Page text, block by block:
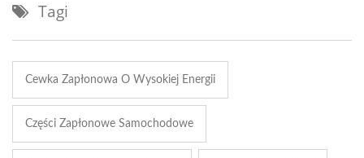
Tagi
Cewka Zapłonowa O Wysokiej Energii
Części Zapłonowe Samochodowe